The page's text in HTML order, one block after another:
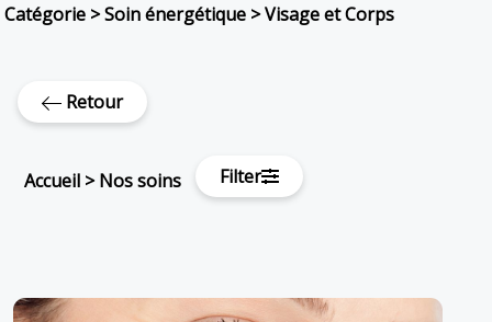
Catégorie >Soin énergétique >Visage et Corps
Retour
Accueil >Nos soins Filter